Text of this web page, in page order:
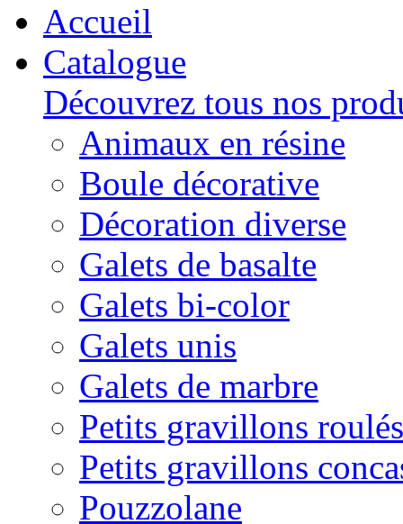
Accueil
Catalogue
Découvrez tous nos
Animaux en résine
Boule décorative
Décoration diverse
Galets de basalte
Galets bi-color
Galets unis
Galets de marbre
Petits gravillons roulés
Petits gravillons
Pouzzolane